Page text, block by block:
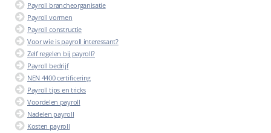
Payroll brancheorganisatie
Payroll vormen
Payroll constructie
Voor wie is payroll interessant?
Zelf regelen bij payroll?
Payroll bedrijf
NEN 4400 certificering
Payroll tips en tricks
Voordelen payroll
Nadelen payroll
Kosten payroll